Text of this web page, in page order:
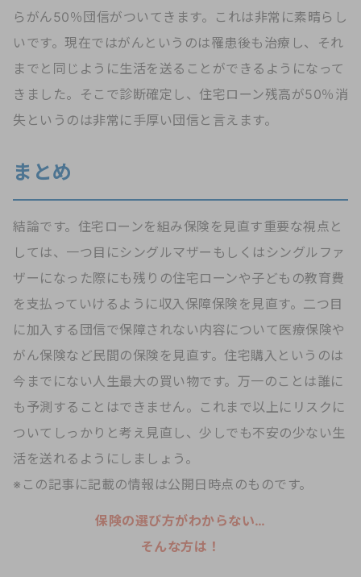
らがん50％団信がついてきます。これは非常に素晴らし
いです。現在ではがんというのは罹患後も治療し、それ
までと同じように生活を送ることができるようになって
きました。そこで診断確定し、住宅ローン残高が50％消
失というのは非常に手厚い団信と言えます。
まとめ
結論です。住宅ローンを組み保険を見直す重要な視点と
しては、一つ目にシングルマザーもしくはシングルファ
ザーになった際にも残りの住宅ローンや子どもの教育費
を支払っていけるように収入保障保険を見直す。二つ目
に加入する団信で保障されない内容について医療保険や
がん保険など民間の保険を見直す。住宅購入というのは
今までにない人生最大の買い物です。万一のことは誰に
も予測することはできません。これまで以上にリスクに
ついてしっかりと考え見直し、少しでも不安の少ない生
活を送れるようにしましょう。
※この記事に記載の情報は公開日時点のものです。
保険の選び方がわからない…
そんな方は！